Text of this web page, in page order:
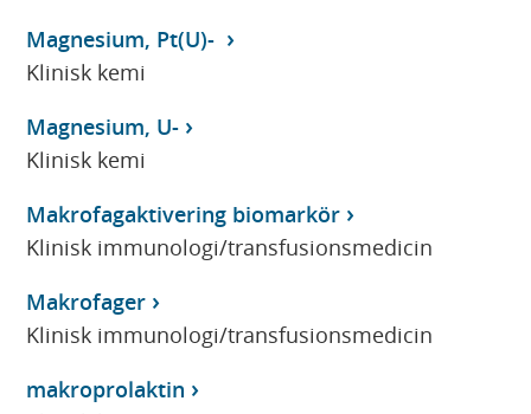
Magnesium, Pt(U)-
Klinisk kemi
Magnesium, U-
Klinisk kemi
Makrofagaktivering biomarkör
Klinisk immunologi/transfusionsmedicin
Makrofager
Klinisk immunologi/transfusionsmedicin
makroprolaktin